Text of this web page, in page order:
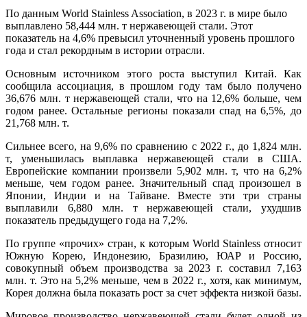
По данным World Stainless Association, в 2023 г. в мире было
выплавлено 58,444 млн. т нержавеющей стали. Этот
показатель на 4,6% превысил уточненный уровень прошлого
года и стал рекордным в истории отрасли.
Основным источником этого роста выступил Китай. Как
сообщила ассоциация, в прошлом году там было получено
36,676 млн. т нержавеющей стали, что на 12,6% больше, чем
годом ранее. Остальные регионы показали спад на 6,5%, до
21,768 млн. т.
Сильнее всего, на 9,6% по сравнению с 2022 г., до 1,824 млн.
т, уменьшилась выплавка нержавеющей стали в США.
Европейские компании произвели 5,902 млн. т, что на 6,2%
меньше, чем годом ранее. Значительный спад произошел в
Японии, Индии и на Тайване. Вместе эти три страны
выплавили 6,880 млн. т нержавеющей стали, ухудшив
показатель предыдущего года на 7,2%.
По группе «прочих» стран, к которым World Stainless относит
Южную Корею, Индонезию, Бразилию, ЮАР и Россию,
совокупный объем производства за 2023 г. составил 7,163
млн. т. Это на 5,2% меньше, чем в 2022 г., хотя, как минимум,
Корея должна была показать рост за счет эффекта низкой базы.